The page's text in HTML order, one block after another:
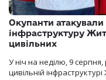
Окупанти атакували
інфраструктуру
цивільних
У ніч на неділю, 9
цивільній